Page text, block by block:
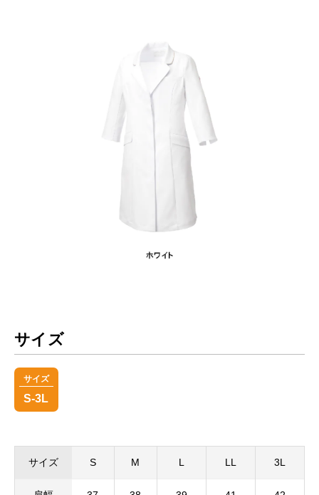
お買い物を続ける カートへ進む
サイズ
サイズ
S-3L
サイズ S M L LL 3L